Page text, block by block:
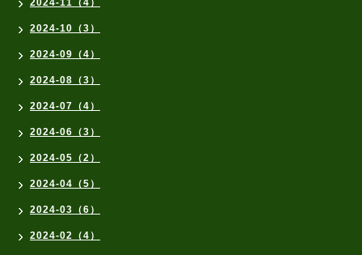
2024-11（4）
2024-10（3）
2024-09（4）
2024-08（3）
2024-07（4）
2024-06（3）
2024-05（2）
2024-04（5）
2024-03（6）
2024-02（4）